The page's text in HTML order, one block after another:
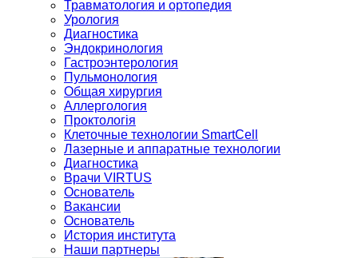
Травматология и ортопедия
Урология
Диагностика
Эндокринология
Гастроэнтерология
Пульмонология
Общая хирургия
Аллергология
Проктологія
Клеточные технологии SmartCell
Лазерные и аппаратные технологии
Диагностика
Врачи VIRTUS
Основатель
Вакансии
Основатель
История института
Наши партнеры